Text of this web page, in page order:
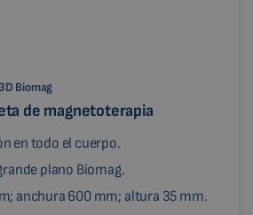
Biomag
de magnetoterapia
en todo el cuerpo.
plano Biomag.
anchura 600 mm; altura 35 mm.